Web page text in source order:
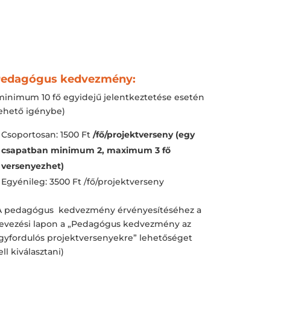
kedvezmény:
10 fő egyidejű jelentkeztetése esetén
igénybe)
Csoportosan: 1500 Ft/fő/projektverseny (egy
csapatban minimum 2, maximum 3 fő
versenyezhet)
Egyénileg: 3500 Ft /fő/projektverseny
pedagógus kedvezmény érvényesítéséhez a
lapon a „Pedagógus kedvezmény az
projektversenyekre” lehetőséget
kiválasztani)